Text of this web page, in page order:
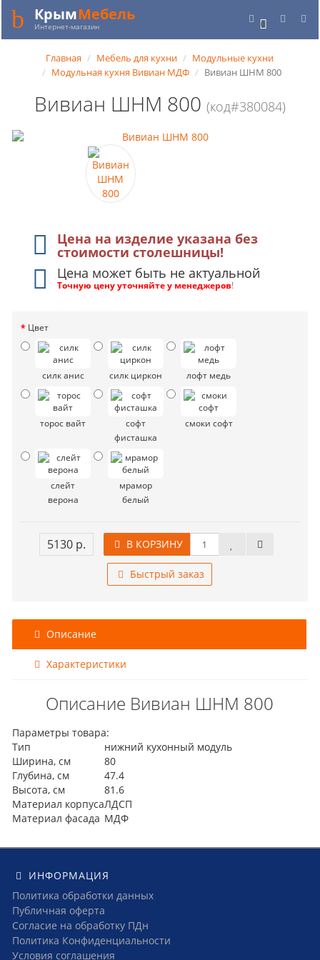
0
КрымМебель
Интернет-магазин
Главная Мебель для кухни
Модульные кухни
Модульная кухня Вивиан МДФ
Вивиан ШНМ 800
Вивиан ШНМ 800 (код#380084)
Цена на изделие указана без
стоимости столешницы!
Цена может быть не актуальной
Точную цену уточняйте у менеджеров!
Цвет
силк анис силк циркон лофт медь
торос вайт
софт
фисташка
смоки софт
слейт
верона
мрамор
белый
5130 р. В КОРЗИНУ
Быстрый заказ
Описание
Характеристики
Описание Вивиан ШНМ 800
Параметры товара:
Тип
нижний кухонный модуль
Ширина, см
80
Глубина, см
47.4
Высота, см
81.6
Материал корпусаЛДСП
Материал фасада МДФ
ИНФОРМАЦИЯ
Политика обработки данных
Публичная оферта
Согласие на обработку ПДн
Политика Конфиденциальности
Условия соглашения